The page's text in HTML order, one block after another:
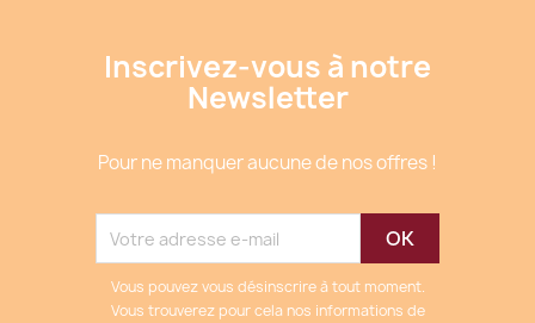
Inscrivez-vous à notre
Newsletter
Pour ne manquer aucune de nos offres !
Vous pouvez vous désinscrire à tout moment.
Vous trouverez pour cela nos informations de